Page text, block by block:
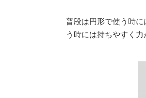
普段は円形で使う時
う時には持ちやすく